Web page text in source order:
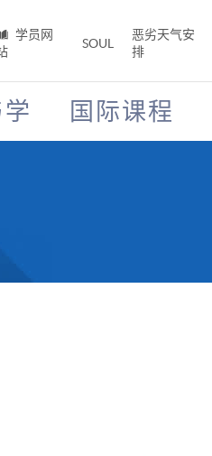
学员网
SOUL
恶劣天气安
排
国际课程